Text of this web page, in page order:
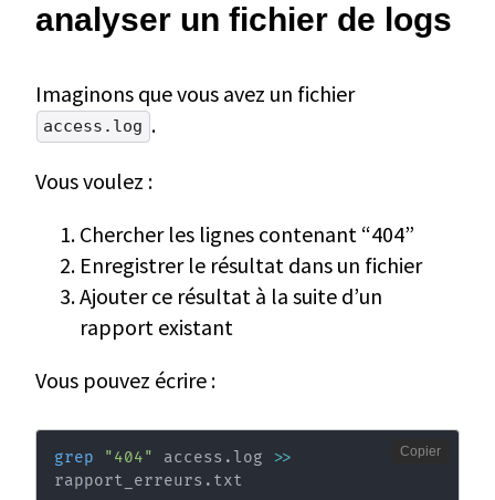
analyser un fichier de logs
Imaginons que vous avez un fichier
access.log .
Vous voulez :
Chercher les lignes contenant “404”
Enregistrer le résultat dans un fichier
Ajouter ce résultat à la suite d’un
rapport existant
Vous pouvez écrire :
grep "404" access.log
>>
rapport_erreurs.txt
Copier